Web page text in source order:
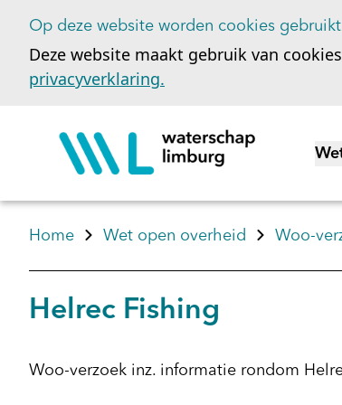
Op deze website worden cookies
Deze website maakt gebruik van
privacyverklaring.
Home Wet open overheid Woo-
Helrec Fishing
Woo-verzoek inz. informatie rondom